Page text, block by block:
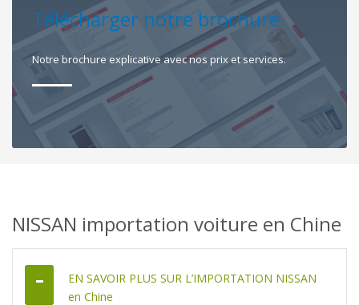
Télécharger notre brochure
Notre brochure explicative avec nos prix et services.
NISSAN importation voiture en Chine
EN SAVOIR PLUS SUR L’IMPORTATION NISSAN
en Chine